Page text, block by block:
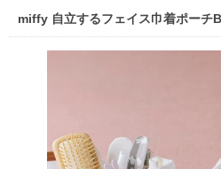
miffy 自立するフェイス巾着ポーチ